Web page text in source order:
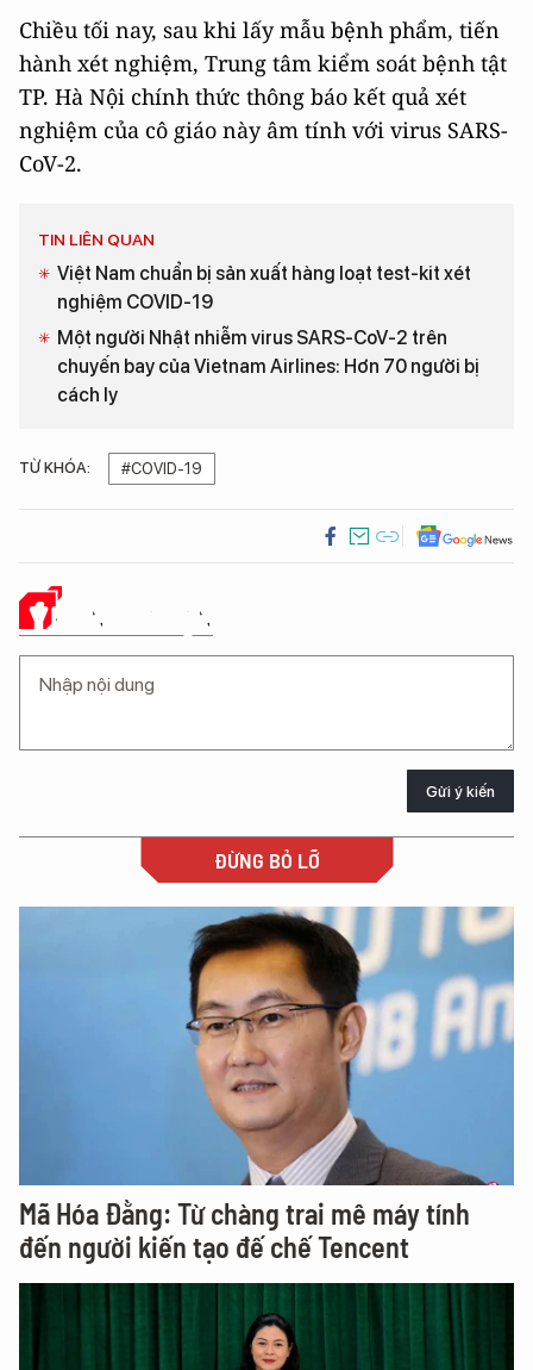
Chiều tối nay, sau khi lấy mẫu bệnh phẩm, tiến
hành xét nghiệm, Trung tâm kiểm soát bệnh tật
TP. Hà Nội chính thức thông báo kết quả xét
nghiệm của cô giáo này âm tính với virus SARS-
CoV-2.
TIN LIÊN QUAN
Việt Nam chuẩn bị sản xuất hàng loạt test-kit xét
nghiệm COVID-19
Một người Nhật nhiễm virus SARS-CoV-2 trên
chuyến bay của Vietnam Airlines: Hơn 70 người bị
cách ly
TỪ KHÓA: #COVID-19
Ý KIẾN CỦA BẠN
Gửi ý kiến
ĐỪNG BỎ LỠ
Mã Hóa Đằng: Từ chàng trai mê máy tính
đến người kiến tạo đế chế Tencent